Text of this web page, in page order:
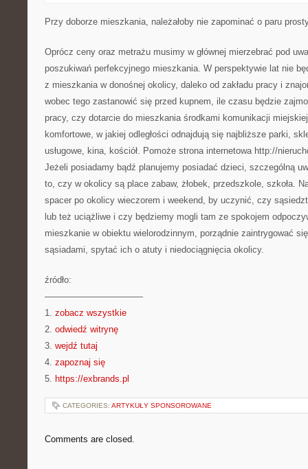
Przy doborze mieszkania, należałoby nie zapominać o paru
Oprócz ceny oraz metrażu musimy w głównej mierzebrać pod
poszukiwań perfekcyjnego mieszkania. W perspektywie lat nie
z mieszkania w donośnej okolicy, daleko od zakładu pracy i
wobec tego zastanowić się przed kupnem, ile czasu będzie
pracy, czy dotarcie do mieszkania środkami komunikacji
komfortowe, w jakiej odległości odnajdują się najbliższe parki,
usługowe, kina, kościół. Pomoże strona internetowa http://
Jeżeli posiadamy bądź planujemy posiadać dzieci, szczególną
to, czy w okolicy są place zabaw, żłobek, przedszkole, szkoła.
spacer po okolicy wieczorem i weekend, by uczynić, czy
lub też uciążliwe i czy będziemy mogli tam ze spokojem
mieszkanie w obiektu wielorodzinnym, porządnie zaintrygować
sąsiadami, spytać ich o atuty i niedociągnięcia okolicy.
źródło:
———————————
1. zobacz wszystkie
2. odwiedź witrynę
3. wejdź tutaj
4. zapoznaj się
5. https://exbrands.pl
CATEGORIES: ARTYKUŁY SPONSOROWANE
Comments are closed.